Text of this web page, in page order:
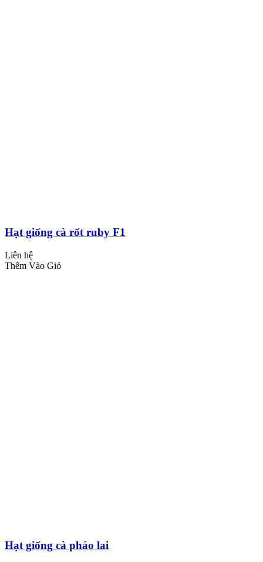
Hạt giống cà rốt ruby F1
Liên hệ
Thêm Vào Giỏ
Hạt giống cà pháo lai